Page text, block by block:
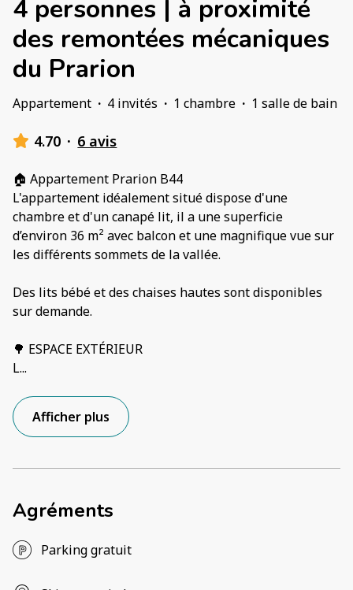
4 personnes | à proximité
des remontées mécaniques
du Prarion
Appartement · 4 invités · 1 chambre · 1 salle de bain
4.70 · 6 avis
🏠 Appartement Prarion B44
L'appartement idéalement situé dispose d'une
chambre et d'un canapé lit, il a une superficie
d’environ 36 m² avec balcon et une magnifique vue sur
les différents sommets de la vallée.
Des lits bébé et des chaises hautes sont disponibles
sur demande.
🌳 ESPACE EXTÉRIEUR
L...
Afficher plus
Agréments
Parking gratuit